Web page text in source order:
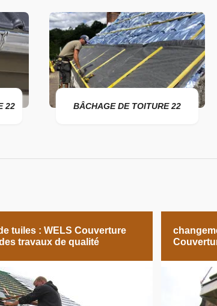
22 BÂCHAGE DE TOITURE 22
tuiles : WELS Couverture
travaux de qualité